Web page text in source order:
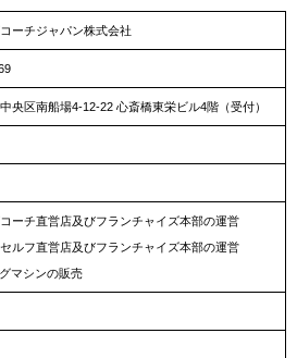
ーチジャパン株式会社
央区南船場4-12-22 心斎橋東栄ビル4階（受付）
ーチ直営店及びフランチャイズ本部の運営
ルフ直営店及びフランチャイズ本部の運営
マシンの販売